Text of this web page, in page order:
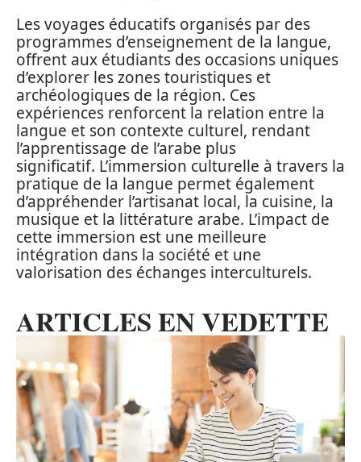
Les voyages éducatifs organisés par des
programmes d’enseignement de la langue,
offrent aux étudiants des occasions uniques
d’explorer les zones touristiques et
archéologiques de la région. Ces
expériences renforcent la relation entre la
langue et son contexte culturel, rendant
l’apprentissage de l’arabe plus
significatif. L’immersion culturelle à travers la
pratique de la langue permet également
d’appréhender l’artisanat local, la cuisine, la
musique et la littérature arabe. L’impact de
cette immersion est une meilleure
intégration dans la société et une
valorisation des échanges interculturels.
ARTICLES EN VEDETTE